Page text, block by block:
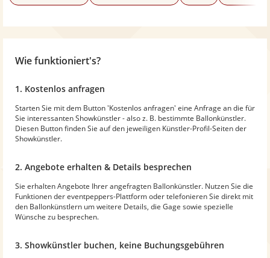
Wie funktioniert's?
1. Kostenlos anfragen
Starten Sie mit dem Button 'Kostenlos anfragen' eine Anfrage an die für
Sie interessanten Showkünstler - also z. B. bestimmte Ballonkünstler.
Diesen Button finden Sie auf den jeweiligen Künstler-Profil-Seiten der
Showkünstler.
2. Angebote erhalten & Details besprechen
Sie erhalten Angebote Ihrer angefragten Ballonkünstler. Nutzen Sie die
Funktionen der eventpeppers-Plattform oder telefonieren Sie direkt mit
den Ballonkünstlern um weitere Details, die Gage sowie spezielle
Wünsche zu besprechen.
3. Showkünstler buchen, keine Buchungsgebühren